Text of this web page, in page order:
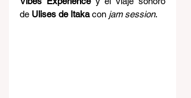
de Ulises de Itaka con jam session.